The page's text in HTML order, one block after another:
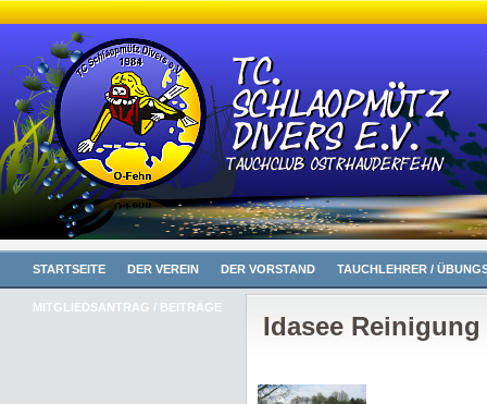
STARTSEITE DER VEREIN DER VORSTAND TAUCHLEHRER /
MITGLIEDSANTRAG / BEITRÄGE
Idasee Reinigung